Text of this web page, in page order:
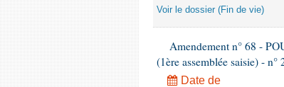
Voir le dossier (Fin de vie)
Amendement n° 68 -
(1ère assemblée saisie) - n°
Date de